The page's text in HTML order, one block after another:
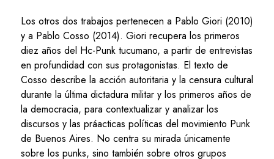
Los otros dos trabajos pertenecen a Pablo Giori (2010)
y a Pablo Cosso (2014). Giori recupera los primeros
diez años del Hc-Punk tucumano, a partir de entrevistas
en profundidad con sus protagonistas. El texto de
Cosso describe la acción autoritaria y la censura cultural
durante la última dictadura militar y los primeros años de
la democracia, para contextualizar y analizar los
discursos y las práacticas políticas del movimiento Punk
de Buenos Aires. No centra su mirada únicamente
sobre los punks, sino también sobre otros grupos